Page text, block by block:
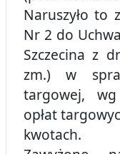
Naruszyło to
Nr 2 do
Szczecina z
zm.) w
targowej,
opłat
kwotach.